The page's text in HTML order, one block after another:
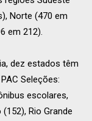
Norte (470 em
em 212).
dez estados têm
Seleções:
escolares,
Rio Grande